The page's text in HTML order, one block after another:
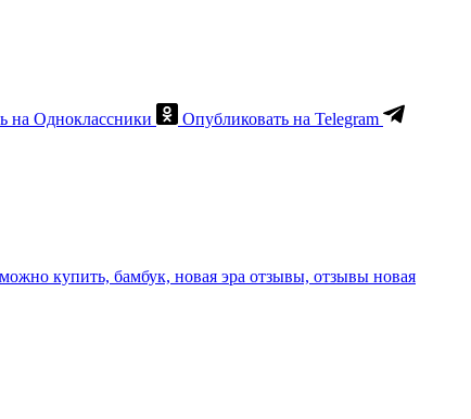
на Одноклассники
Опубликовать на Telegram